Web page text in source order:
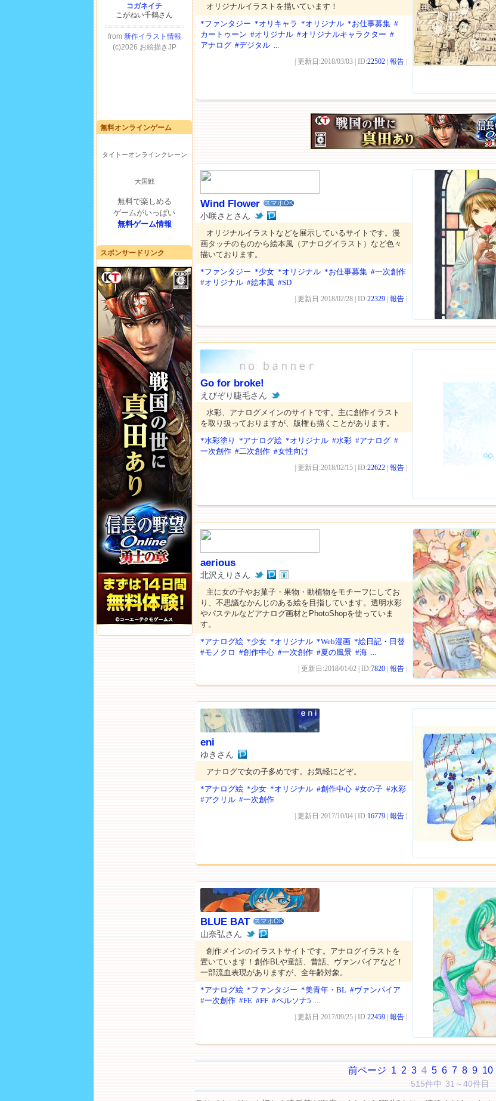
無料オンラインゲーム
タイトーオンラインクレーン
大国戦
無料で楽しめる
ゲームがいっぱい
無料ゲーム情報
スポンサードリンク
オリジナルイラストを描いています！
*ファンタジー *オリキャラ *オリジナル *お仕事募集 #
カートゥーン #オリジナル #オリジナルキャラクター #
アナログ #デジタル ...
| 更新日:2018/03/03 | ID:22502 報告
Wind Flower スマホOK
小咲さとさん
オリジナルイラストなどを展示しているサイトです。漫
画タッチのものから絵本風（アナログイラスト）など色々
描いております。
*ファンタジー *少女 *オリジナル *お仕事募集 #一次創作
#オリジナル #絵本風 #SD
| 更新日:2018/02/28 | ID:22329 報告
Go for broke!
えびぞり睫毛さん
水彩、アナログメインのサイトです。主に創作イラスト
を取り扱っておりますが、版権も描くことがあります。
*水彩塗り *アナログ絵 *オリジナル #水彩 #アナログ #
一次創作 #二次創作 #女性向け
| 更新日:2018/02/15 | ID:22622 報告
aerious
北沢えりさん
主に女の子やお菓子・果物・動植物をモチーフにしてお
り、不思議なかんじのある絵を目指しています。透明水彩
やパステルなどアナログ画材とPhotoShopを使っていま
す。
*アナログ絵 *少女 *オリジナル *Web漫画 *絵日記・日替
#モノクロ #創作中心 #一次創作 #夏の風景 #海 ...
| 更新日:2018/01/02 | ID:7820 報告
eni
ゆきさん
アナログで女の子多めです。お気軽にどぞ。
*アナログ絵 *少女 *オリジナル #創作中心 #女の子 #水彩
#アクリル #一次創作
| 更新日:2017/10/04 | ID:16779 報告
BLUE BAT スマホOK
山奈弘さん
創作メインのイラストサイトです。アナログイラストを
置いています！創作BLや童話、昔話、ヴァンパイアなど！
一部流血表現がありますが、全年齢対象。
*アナログ絵 *ファンタジー *美青年・BL #ヴァンパイア
#一次創作 #FE #FF #ペルソナ5 ...
| 更新日:2017/09/25 | ID:22459 報告
前ページ 1 2 3 4 5 6 7 8 9 10
515件中 31～40件目